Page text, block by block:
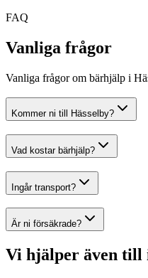
FAQ
Vanliga frågor
Vanliga frågor om bärhjälp i
Kommer ni till Hässelby?
Vad kostar bärhjälp?
Ingår transport?
Är ni försäkrade?
Vi hjälper även till